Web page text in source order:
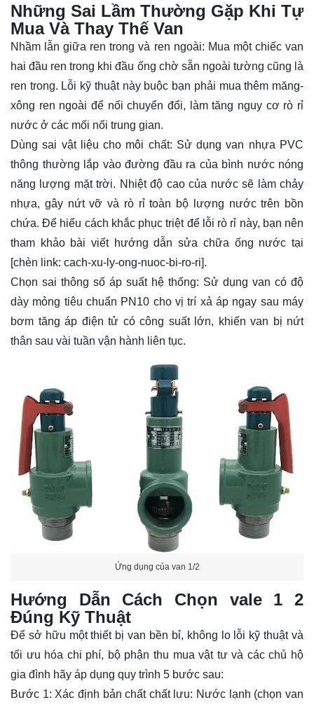
Những Sai Lầm Thường Gặp Khi Tự
Mua Và Thay Thế Van
Nhầm lẫn giữa ren trong và ren ngoài: Mua một chiếc van
hai đầu ren trong khi đầu ống chờ sẵn ngoài tường cũng là
ren trong. Lỗi kỹ thuật này buộc bạn phải mua thêm măng-
xông ren ngoài để nối chuyển đổi, làm tăng nguy cơ rò rỉ
nước ở các mối nối trung gian.
Dùng sai vật liệu cho môi chất: Sử dụng van nhựa PVC
thông thường lắp vào đường đầu ra của bình nước nóng
năng lượng mặt trời. Nhiệt độ cao của nước sẽ làm chảy
nhựa, gây nứt vỡ và rò rỉ toàn bộ lượng nước trên bồn
chứa. Để hiểu cách khắc phục triệt để lỗi rò rỉ này, bạn nên
tham khảo bài viết hướng dẫn sửa chữa ống nước tại
[chèn link: cach-xu-ly-ong-nuoc-bi-ro-ri].
Chọn sai thông số áp suất hệ thống: Sử dụng van có độ
dày mỏng tiêu chuẩn PN10 cho vị trí xả áp ngay sau máy
bơm tăng áp điện tử có công suất lớn, khiến van bị nứt
thân sau vài tuần vận hành liên tục.
Ứng dụng của van 1/2
Hướng Dẫn Cách Chọn vale 1 2
Đúng Kỹ Thuật
Để sở hữu một thiết bịvan bền bỉ, không lo lỗi kỹ thuật và
tối ưu hóa chi phí, bộ phận thu mua vật tư và các chủ hộ
gia đình hãy áp dụng quy trình 5 bước sau:
Bước 1: Xác định bản chất chất lưu: Nước lạnh (chọn van